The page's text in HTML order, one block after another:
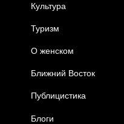
Культура
Туризм
О женском
Ближний Восток
Публицистика
Блоги